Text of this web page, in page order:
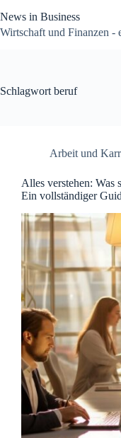
Inhalt
springen
News in Business
Wirtschaft und Finanzen -
Schlagwort beruf
Arbeit und
Alles verstehen: Was
Ein vollständiger